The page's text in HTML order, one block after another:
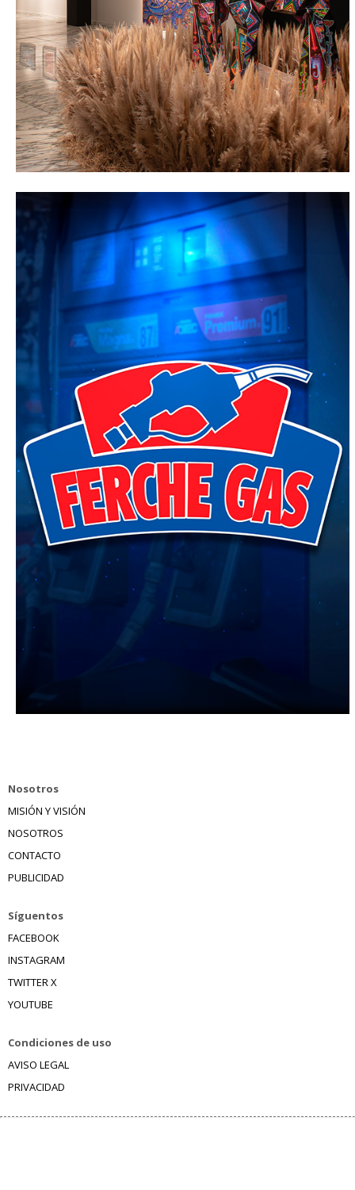
Nosotros
MISIÓN Y VISIÓN
NOSOTROS
CONTACTO
PUBLICIDAD
Síguentos
FACEBOOK
INSTAGRAM
TWITTER X
YOUTUBE
Condiciones de uso
AVISO LEGAL
PRIVACIDAD